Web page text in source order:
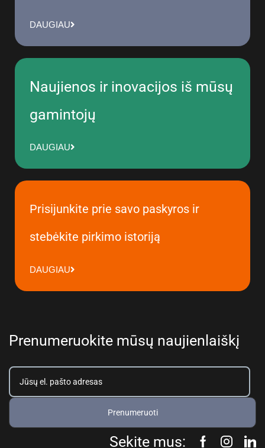
DAUGIAU
Naujienos ir inovacijos iš mūsų
gamintojų
DAUGIAU
Prisijunkite prie savo paskyros ir
stebėkite pirkimo istoriją
DAUGIAU
Prenumeruokite mūsų naujienlaiškį
Prenumeruoti
Sekite mus: